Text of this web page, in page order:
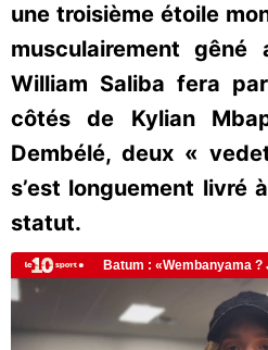
une troisième étoile
musculairement
William Saliba fera
côtés de Kylian
Dembélé, deux «
s’est longuement livré
statut.